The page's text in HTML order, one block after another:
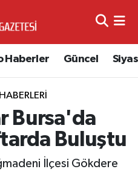
Haberler Güncel
Bursa'da
Buluştu
İlçesi Gökdere